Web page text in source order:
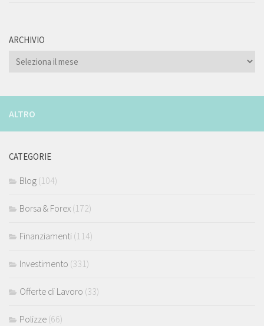
ARCHIVIO
ARCHIVIO
ALTRO
CATEGORIE
Blog (104)
Borsa & Forex (172)
Finanziamenti (114)
Investimento (331)
Offerte di Lavoro (33)
Polizze (66)